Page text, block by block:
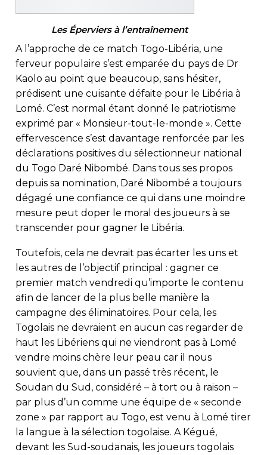
Les Éperviers à l’entraînement
A l’approche de ce match Togo-Libéria, une
ferveur populaire s’est emparée du pays de Dr
Kaolo au point que beaucoup, sans hésiter,
prédisent une cuisante défaite pour le Libéria à
Lomé. C’est normal étant donné le patriotisme
exprimé par « Monsieur-tout-le-monde ». Cette
effervescence s’est davantage renforcée par les
déclarations positives du sélectionneur national
du Togo Daré Nibombé. Dans tous ses propos
depuis sa nomination, Daré Nibombé a toujours
dégagé une confiance ce qui dans une moindre
mesure peut doper le moral des joueurs à se
transcender pour gagner le Libéria.
Toutefois, cela ne devrait pas écarter les uns et
les autres de l’objectif principal : gagner ce
premier match vendredi qu’importe le contenu
afin de lancer de la plus belle manière la
campagne des éliminatoires. Pour cela, les
Togolais ne devraient en aucun cas regarder de
haut les Libériens qui ne viendront pas à Lomé
vendre moins chère leur peau car il nous
souvient que, dans un passé très récent, le
Soudan du Sud, considéré – à tort ou à raison –
par plus d’un comme une équipe de « seconde
zone » par rapport au Togo, est venu à Lomé tirer
la langue à la sélection togolaise. A Kégué,
devant les Sud-soudanais, les joueurs togolais